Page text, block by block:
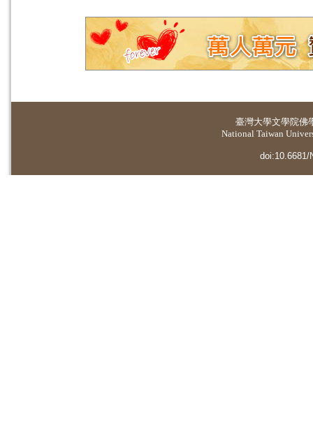
臺灣大學文學院佛
National Taiwan
doi:10.6681/